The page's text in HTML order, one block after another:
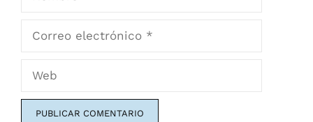
electrónico